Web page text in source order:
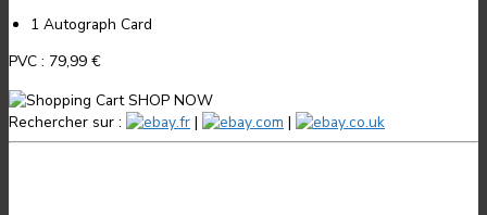
1 Autograph Card
PVC : 79,99 €
SHOP NOW
Rechercher sur :
.fr | .com | .co.uk